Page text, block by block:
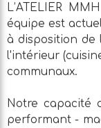
L’ATELIER
équipe est
à disposition de
l'intérieur
communaux.
Notre capacité
performant -